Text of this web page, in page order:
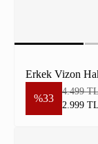
Erkek Vizon
%33
4.499
2.999 TL